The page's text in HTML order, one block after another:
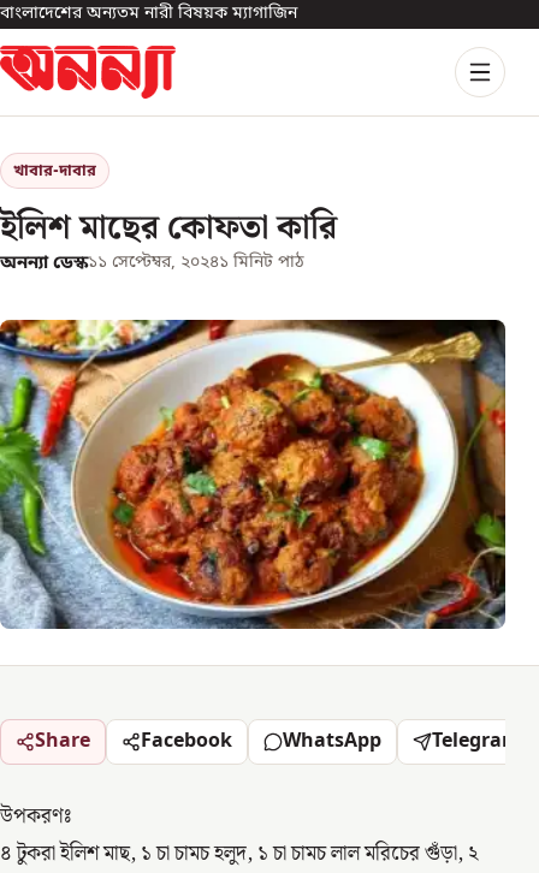
বাংলাদেশের অন্যতম নারী বিষয়ক ম্যাগাজিন
খাবার-দাবার
ইলিশ মাছের কোফতা কারি
অনন্যা ডেস্ক১১ সেপ্টেম্বর, ২০২৪১ মিনিট পাঠ
Share Facebook WhatsApp Telegram
উপকরণঃ
৪ টুকরা ইলিশ মাছ, ১ চা চামচ হলুদ, ১ চা চামচ লাল মরিচের গুঁড়া, ২